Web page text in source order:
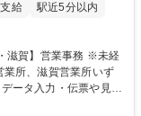
給
駅近5分以内
ータ入力・伝票や見積
する事務業務や業務改